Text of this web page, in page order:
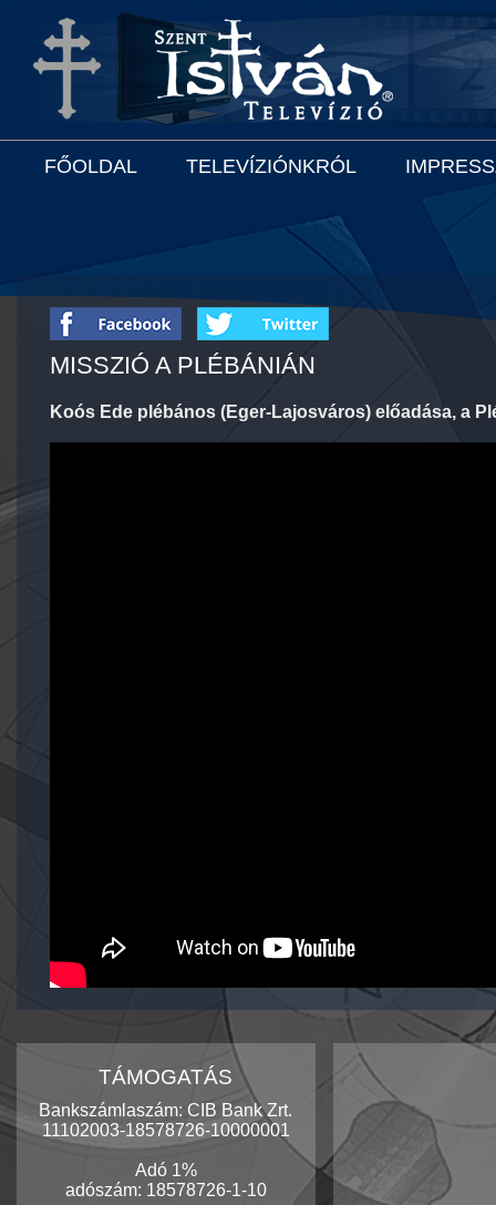
FŐOLDAL TELEVÍZIÓNKRÓL
MISSZIÓ A PLÉBÁNIÁN
Koós Ede plébános (Eger-Lajosváros) előadása, a
TÁMOGATÁS
Bankszámlaszám: CIB Bank Zrt.
11102003-18578726-10000001
Adó 1%
adószám: 18578726-1-10